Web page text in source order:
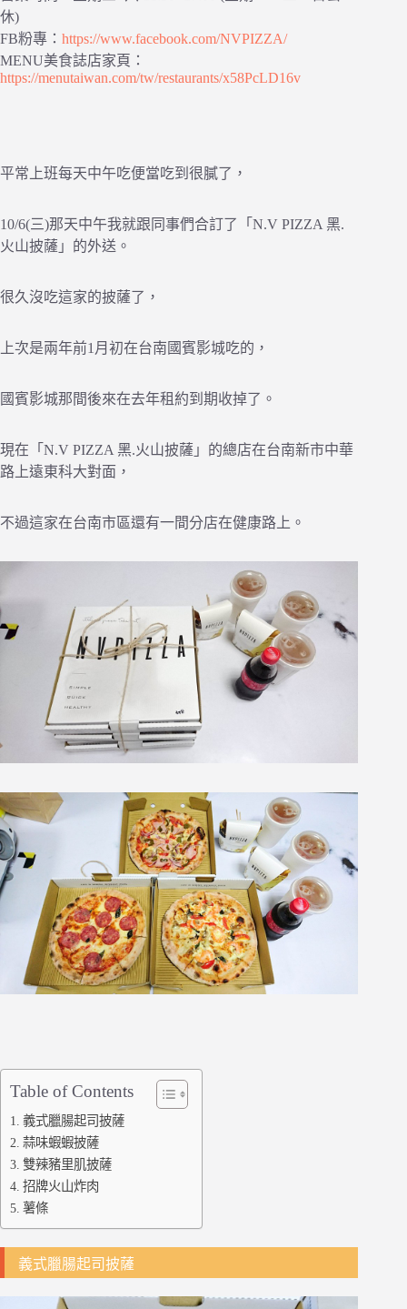
休)
FB粉專： https://www.facebook.com/NVPIZZA/
MENU美食誌店家頁：
https://menutaiwan.com/tw/restaurants/x58PcLD16v
平常上班每天中午吃便當吃到很膩了，
10/6(三)那天中午我就跟同事們合訂了「N.V PIZZA 黑.
火山披薩」的外送。
很久沒吃這家的披薩了，
上次是兩年前1月初在台南國賓影城吃的，
國賓影城那間後來在去年租約到期收掉了。
現在「N.V PIZZA 黑.火山披薩」的總店在台南新市中華
路上遠東科大對面，
不過這家在台南市區還有一間分店在健康路上。
Table of Contents
義式臘腸起司披薩
蒜味蝦蝦披薩
雙辣豬里肌披薩
招牌火山炸肉
薯條
義式臘腸起司披薩